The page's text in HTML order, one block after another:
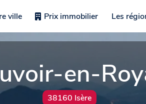
ville Prix immobilier Les
en-
38160 Isère